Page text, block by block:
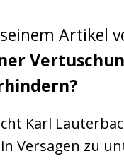
Artikel
Karl
Versagen zu